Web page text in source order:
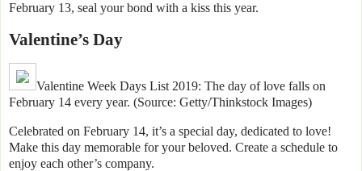
February 13, seal your bond with a kiss this year.
Valentine’s Day
Valentine Week Days List 2019: The day of love falls on
February 14 every year. (Source: Getty/Thinkstock Images)
Celebrated on February 14, it’s a special day, dedicated to love!
Make this day memorable for your beloved. Create a schedule to
enjoy each other’s company.